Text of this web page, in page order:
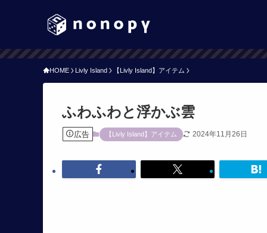
HOME Livly Island 【Livly Island】アイテム
ふわふわと浮かぶ雲
広告 【Livly Island】アイテム 2024年11月26日